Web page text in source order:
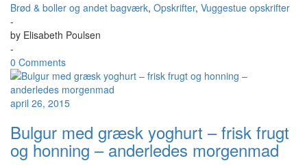
Brød & boller og andet bagværk, Opskrifter, Vuggestue opskrifter
-
by Elisabeth Poulsen
-
0 Comments
april 26, 2015
Bulgur med græsk yoghurt – frisk frugt
og honning – anderledes morgenmad